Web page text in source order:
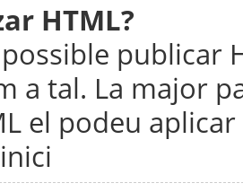
HTML?
publicar
a tal. La major
el podeu